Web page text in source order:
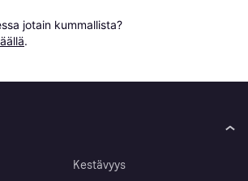
jotain kummallista?
.
Kestävyys